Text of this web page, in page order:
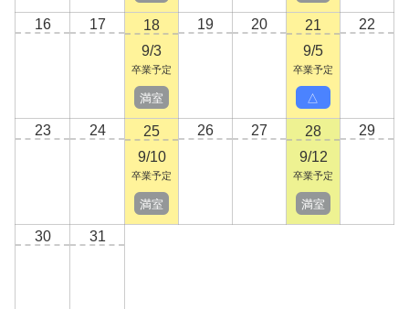
16 17
18
9/3
卒業予定
満室
19 20
21
9/5
卒業予定
△
22
23 24
25
9/10
卒業予定
満室
26 27
28
9/12
卒業予定
満室
29
30 31